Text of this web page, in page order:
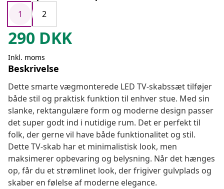
1
2
290 DKK
Inkl. moms
Beskrivelse
Dette smarte vægmonterede LED TV-skabssæt tilføjer
både stil og praktisk funktion til enhver stue. Med sin
slanke, rektangulære form og moderne design passer
det super godt ind i nutidige rum. Det er perfekt til
folk, der gerne vil have både funktionalitet og stil.
Dette TV-skab har et minimalistisk look, men
maksimerer opbevaring og belysning. Når det hænges
op, får du et strømlinet look, der frigiver gulvplads og
skaber en følelse af moderne elegance.